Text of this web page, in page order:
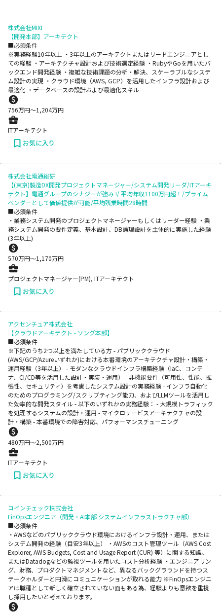
株式会社MIXI
【開発本部】アーキテクト
■必須条件
※実務経験10年以上 ・3年以上のアーキテクトまたはリードエンジニアとし
ての経験 ・アーキテクチャ設計および技術選定経験 ・RubyやGoを用いたバ
ックエンド開発経験 ・複雑な技術課題の分析・解決、スケーラブルなシステ
ム設計の実現 ・クラウド環境（AWS, GCP）を活用したインフラ設計および
最適化 ・データベースの設計および最適化スキル
756万円〜1,204万円
ITアーキテクト
お気に入り
株式会社電通総研
【(東京)製造DX開発プロジェクトマネージャー/システム開発リーダ/ITアーキ
テクト】電通グループのシナジーが強み !/ 平均年収1100万円超！/プライム
ベンダーとして価値提供が可能/平均残業時間28時間
■必須条件
・業務システム開発のプロジェクトマネージャーもしくはリーダー経験 ・業
務システム開発の要件定義、基本設計、DB論理設計を主体的に実施した経験
(3年以上)
570万円〜1,170万円
プロジェクトマネージャー(PM), ITアーキテクト
お気に入り
アクセンチュア株式会社
【クラウドアーキテクト - ソング本部】
■必須条件
※下記のうち2つ以上を満たしている方 - パブリッククラウド
(AWS/GCP/Azureいずれか)における本番環境のアーキテクチャ設計・構築・
運用経験（3年以上） - モダンなクラウドインフラ構築経験（IaC、コンテ
ナ、CI/CD等を活用した設計・実装・運用） - 非機能要件（可用性、性能、拡
張性、セキュリティ）を考慮したシステム設計の実務経験 - インフラ自動化
のためのプログラミング/スクリプティング能力、およびLLMツールを活用し
た効率的な開発スタイル - 以下のいずれかの実務経験： - 大規模トラフィック
を処理するシステムの設計・運用 - マイクロサービスアーキテクチャの設
計・構築 - 本番環境での障害対応、パフォーマンスチューニング
480万円〜2,500万円
ITアーキテクト
お気に入り
コインチェック株式会社
FinOpsエンジニア（開発・AI本部 システムインフラストラクチャ部）
■必須条件
・AWSなどのパブリッククラウド環境におけるインフラ設計・運用、または
システム開発の経験（目安3年以上） ・AWSのコスト管理ツール（AWS Cost
Explorer, AWS Budgets, Cost and Usage Report (CUR) 等）に関する知識、
またはDatadogなどの監視ツールを用いたコスト分析経験 ・エンジニアリン
グ、財務、プロダクトマネジメントなど、異なるバックグラウンドを持つス
テークホルダーと円滑にコミュニケーションが取れる能力 ※FinOpsエンジニ
アは職種として新しく確立されていない面もある為、経験よりも意欲を重視
し採用したいと考えております。